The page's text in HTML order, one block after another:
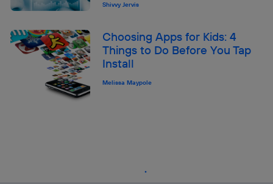
Shivvy Jervis
Choosing Apps for Kids: 4
Things to Do Before You Tap
Install
Melissa Maypole